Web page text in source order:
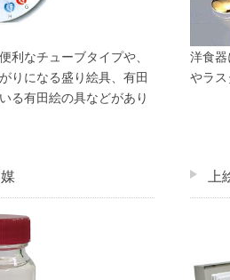
利なチューブタイプや、
りになる盛り絵具、有田
る有田絵の具などがあり
洋食
やラス
上